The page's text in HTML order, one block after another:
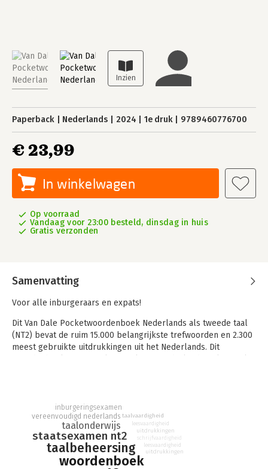
Paperback Nederlands 2024 1e druk 9789460776700
€ 23,99
In winkelwagen
Op voorraad
Vandaag voor 23:00 besteld, dinsdag in huis
Gratis verzonden
Samenvatting
Voor alle inburgeraars en expats!
Dit Van Dale Pocketwoordenboek Nederlands als tweede taal
(NT2) bevat de ruim 15.000 belangrijkste trefwoorden en 2.300
meest gebruikte uitdrukkingen uit het Nederlands. Dit
herzien met nieuwe woorden en definities zoals appgroep,
tikkie en tutorial. Kortom, dit is hét woordenboek voor het NT2-
onderwijs.
Bovendien is dit Van Dale Pocketwoordenboek Nederlands als
tweede taal sinds 1 januari 2021 het enige woordenboek dat
woordenboek
taalbeheersing
staatsexamen nt2
taalonderwijs
vereenvoudigd nederlands
inburgeringsexamen
taalvaardigheid
leesvaardigheid
uitdrukkingen
schrijfvaardigheid
leesvaardigheid
uitdrukkingen